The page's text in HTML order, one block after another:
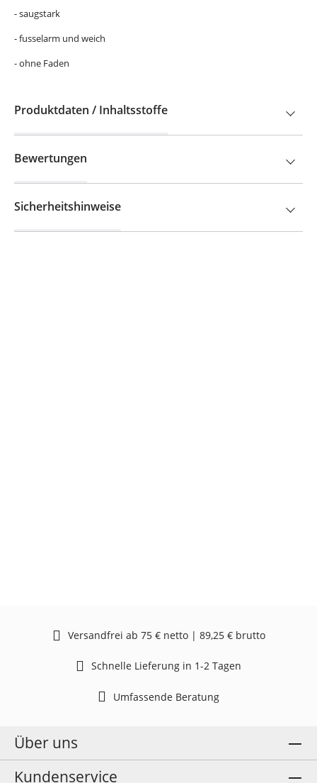
- saugstark
- fusselarm und weich
- ohne Faden
Produktdaten / Inhaltsstoffe
Bewertungen
Sicherheitshinweise
Versandfrei ab 75 € netto | 89,25 € brutto
Schnelle Lieferung in 1-2 Tagen
Umfassende Beratung
Über uns
Kundenservice